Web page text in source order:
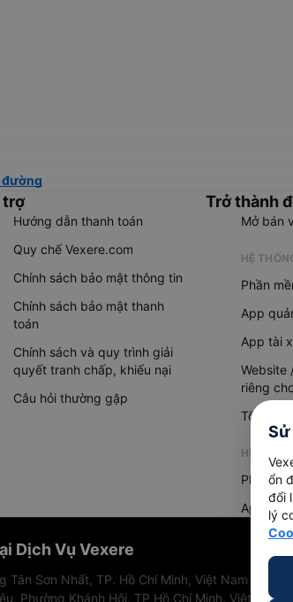
đường
trợ
Hướng dẫn thanh toán
Quy chế Vexere.com
Chính sách bảo mật thông tin
Chính sách bảo mật thanh
toán
Chính sách và quy trình giải
quyết tranh chấp, khiếu nại
Câu hỏi thường gặp
Trở thành
Mở bán
HỆ
Phần
App
App tài
Website
riêng
Tổng đài
HỆ
Phần
App
Dịch Vụ Vexere
Sơn Nhất, TP. Hồ Chí Minh, Việt Nam
Phường Khánh Hội, TP Hồ Chí Minh, Việt Nam
Sử
ổn
đổi
lý